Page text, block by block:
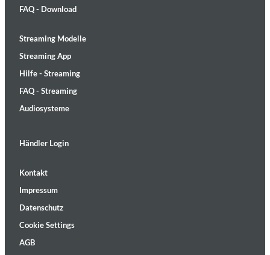
FAQ - Download
Streaming Modelle
Streaming App
Hilfe - Streaming
FAQ - Streaming
Audiosysteme
Händler Login
Kontakt
Impressum
Datenschutz
Cookie Settings
AGB